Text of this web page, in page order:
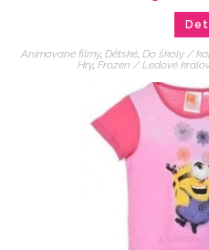
Animované filmy, Dětské, Do školy /
Hry, Frozen / Ledové